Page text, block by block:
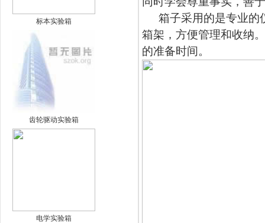
标本实验箱
齿轮驱动实验箱
电学实验箱
箱子采用的是专业的
箱架，方便管理和收纳
的准备时间。